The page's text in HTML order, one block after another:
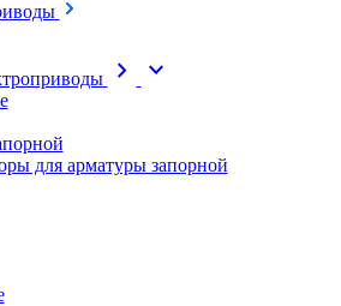
chevron_right expand_more
для арматуры запорной